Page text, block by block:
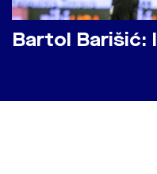
Bartol Barišić: